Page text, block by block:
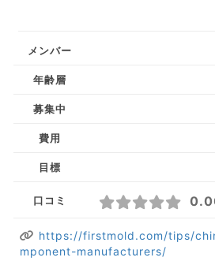
メンバー
年齢層
募集中
費用
目標
口コミ
https://firstmold.com/tips/
mponent-manufacturers/